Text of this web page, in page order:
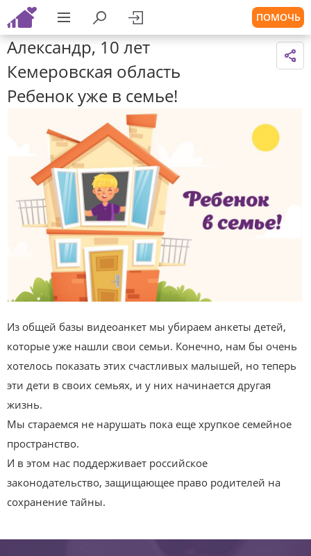
ПОМОЧЬ
Александр, 10 лет
Кемеровская область
Ребенок уже в семье!
Из общей базы видеоанкет мы убираем анкеты детей,
которые уже нашли свои семьи. Конечно, нам бы очень
хотелось показать этих счастливых малышей, но теперь
эти дети в своих семьях, и у них начинается другая
жизнь.
Мы стараемся не нарушать пока еще хрупкое семейное
пространство.
И в этом нас поддерживает российское
законодательство, защищающее право родителей на
сохранение тайны.